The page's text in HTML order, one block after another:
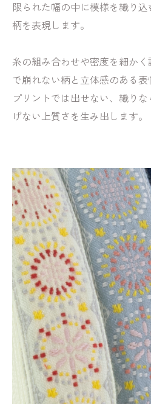
限られた幅の中に模様を織り
柄を表現します。
糸の組み合わせや密度を細かく
で崩れない柄と立体感のある表
プリントでは出せない、織り
げない上質さを生み出します。